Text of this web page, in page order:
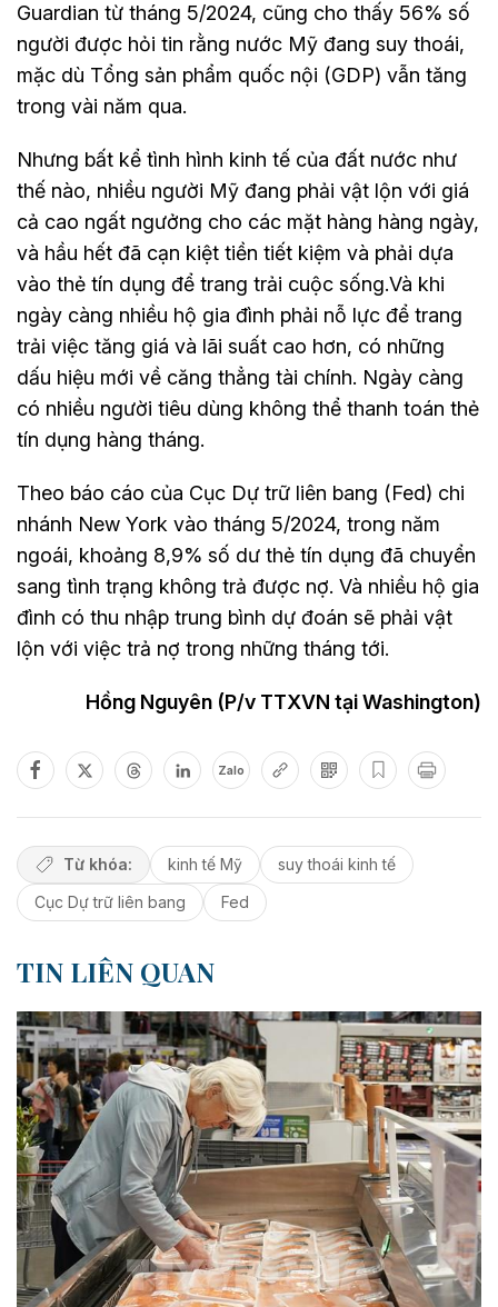
Guardian từ tháng 5/2024, cũng cho thấy 56% số
người được hỏi tin rằng nước Mỹ đang suy thoái,
mặc dù Tổng sản phẩm quốc nội (GDP) vẫn tăng
trong vài năm qua.
Nhưng bất kể tình hình kinh tế của đất nước như
thế nào, nhiều người Mỹ đang phải vật lộn với giá
cả cao ngất ngưởng cho các mặt hàng hàng ngày,
và hầu hết đã cạn kiệt tiền tiết kiệm và phải dựa
vào thẻ tín dụng để trang trải cuộc sống.Và khi
ngày càng nhiều hộ gia đình phải nỗ lực để trang
trải việc tăng giá và lãi suất cao hơn, có những
dấu hiệu mới về căng thẳng tài chính. Ngày càng
có nhiều người tiêu dùng không thể thanh toán thẻ
tín dụng hàng tháng.
Theo báo cáo của Cục Dự trữ liên bang (Fed) chi
nhánh New York vào tháng 5/2024, trong năm
ngoái, khoảng 8,9% số dư thẻ tín dụng đã chuyển
sang tình trạng không trả được nợ. Và nhiều hộ gia
đình có thu nhập trung bình dự đoán sẽ phải vật
lộn với việc trả nợ trong những tháng tới.
Hồng Nguyên (P/v TTXVN tại Washington)
Zalo
Từ khóa: kinh tế Mỹ
suy thoái kinh tế
Cục Dự trữ liên bang
Fed
TIN LIÊN QUAN